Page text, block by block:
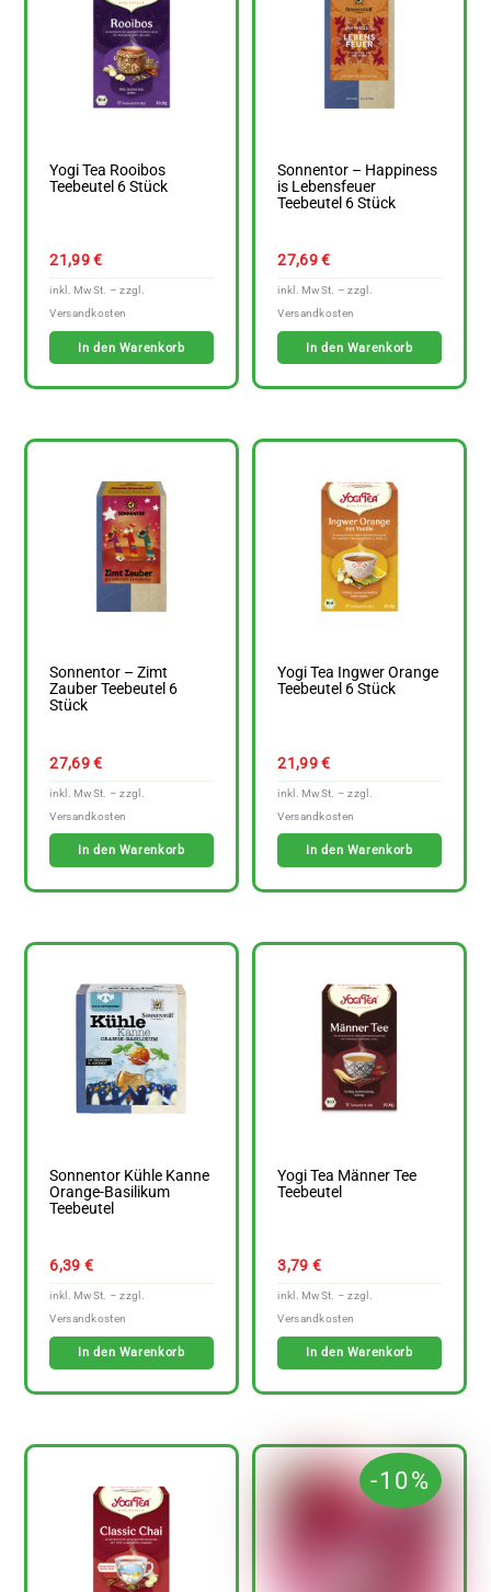
Yogi Tea Rooibos
Teebeutel 6 Stück
21,99€
In den Warenkorb
Sonnentor – Happiness
is Lebensfeuer
Teebeutel 6 Stück
27,69€
In den Warenkorb
Sonnentor – Zimt
Zauber Teebeutel 6
Stück
27,69€
In den Warenkorb
Yogi Tea Ingwer Orange
Teebeutel 6 Stück
21,99€
In den Warenkorb
Sonnentor Kühle Kanne
Orange-Basilikum
Teebeutel
6,39 €
In den Warenkorb
Yogi Tea Männer Tee
Teebeutel
3,79 €
In den Warenkorb
-10%